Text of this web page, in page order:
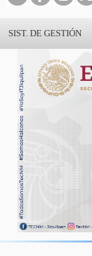
SIST. DE GESTIÓN